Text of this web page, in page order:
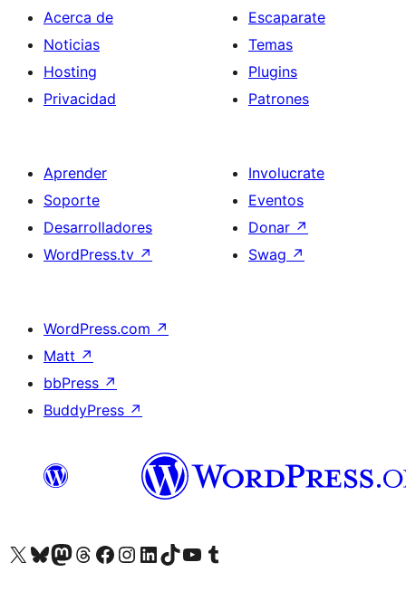
Acerca de
Noticias
Hosting
Privacidad
Escaparate
Temas
Plugins
Patrones
Aprender
Soporte
Desarrolladores
WordPress.tv ↗
Involucrate
Eventos
Donar ↗
Swag ↗
WordPress.com ↗
Matt ↗
bbPress ↗
BuddyPress ↗
Visitá nuestra cuenta de X (anteriormente Twitter)
Visitá nuestra cuenta de Bluesky
Visitá nuestra cuenta de Mastodon
Visitá nuestra cuenta de Threads
Visitá nuestra página de Facebook
Visitá nuestra cuenta de Instagram
Visitá nuestra cuenta de LinkedIn
Visitá nuestra cuenta de TikTok
Visitá nuestro canal de YouTube
Visitá nuestra cuenta de Tumblr